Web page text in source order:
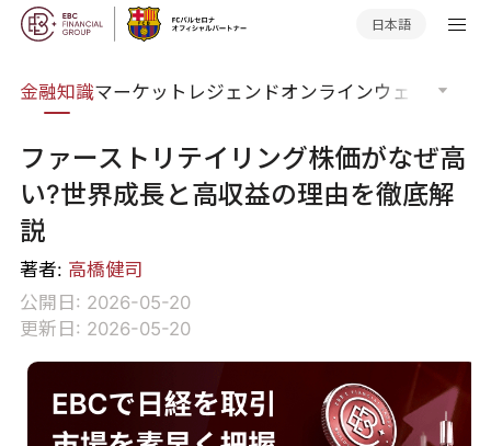
日本語
金融知識マーケットレジェンドオンラインウェビナー
ファーストリテイリング株価がなぜ高
い?世界成長と高収益の理由を徹底解
説
著者: 高橋健司
公開日: 2026-05-20
更新日: 2026-05-20